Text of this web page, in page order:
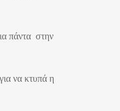
πάντα στην
να κτυπά η